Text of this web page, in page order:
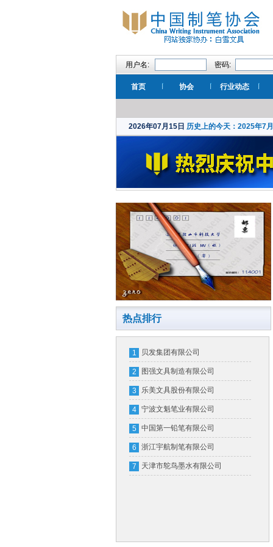
用户名: 密码:
首页 协会 行业动态
2026年07月15日 历史上的今天：2025年7
热点排行
1 贝发集团有限公司
2 图强文具制造有限公司
3 乐美文具股份有限公司
4 宁波文魁笔业有限公司
5 中国第一铅笔有限公司
6 浙江宇航制笔有限公司
7 天津市鸵鸟墨水有限公司